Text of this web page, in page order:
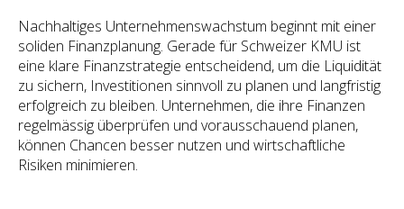
Nachhaltiges Unternehmenswachstum beginnt mit einer
soliden Finanzplanung. Gerade für Schweizer KMU ist
eine klare Finanzstrategie entscheidend, um die Liquidität
zu sichern, Investitionen sinnvoll zu planen und langfristig
erfolgreich zu bleiben. Unternehmen, die ihre Finanzen
regelmässig überprüfen und vorausschauend planen,
können Chancen besser nutzen und wirtschaftliche
Risiken minimieren.